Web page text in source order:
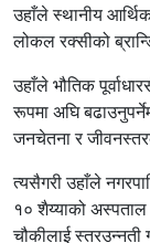
उहाँले स्थानीय
लोकल रक्सीको
उहाँले भौतिक
रूपमा अघि
जनचेतना र
त्यसैगरी उहाँले
१० शैय्याको अस्पताल
चौकीलाई